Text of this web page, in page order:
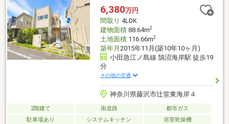
6,380万円
間取り 4LDK
建物面積88.64m2
土地面積116.66m2
築年月 2015年11月(築10年10ヶ月)
小田急江ノ島線 鵠沼海岸駅 徒歩19
分
その他の交通
神奈川県藤沢市辻堂東海岸４
2階建て 南道路
都市ガス
駐車場あり
システムキッチン 浴室乾燥機